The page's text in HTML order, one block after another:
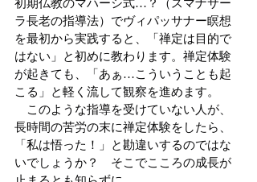
初期仏教のマハーシ式…？（スマナサー
ラ長老の指導法）でヴィパッサナー瞑想
を最初から実践すると、「禅定は目的で
はない」と初めに教わります。禅定体験
が起きても、「あぁ…こういうことも起
こる」と軽く流して観察を進めます。
このような指導を受けていない人が、
長時間の苦労の末に禅定体験をしたら、
「私は悟った！」と勘違いするのではな
いでしょうか？　そこでこころの成長が